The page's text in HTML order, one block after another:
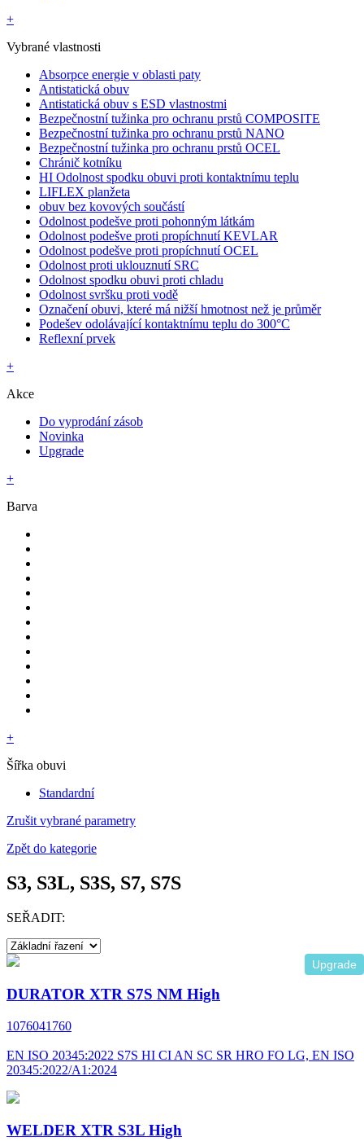
+
Vybrané vlastnosti
Absorpce energie v oblasti paty
Antistatická obuv
Antistatická obuv s ESD vlastnostmi
Bezpečnostní tužinka pro ochranu prstů COMPOSITE
Bezpečnostní tužinka pro ochranu prstů NANO
Bezpečnostní tužinka pro ochranu prstů OCEL
Chránič kotníku
HI Odolnost spodku obuvi proti kontaktnímu teplu
LIFLEX planžeta
obuv bez kovových součástí
Odolnost podešve proti pohonným látkám
Odolnost podešve proti propíchnutí KEVLAR
Odolnost podešve proti propíchnutí OCEL
Odolnost proti uklouznutí SRC
Odolnost spodku obuvi proti chladu
Odolnost svršku proti vodě
Označení obuvi, které má nižší hmotnost než je průměr
Podešev odolávající kontaktnímu teplu do 300°C
Reflexní prvek
+
Akce
Do vyprodání zásob
Novinka
Upgrade
+
Barva
+
Šířka obuvi
Standardní
Zrušit vybrané parametry
Zpět do kategorie
S3, S3L, S3S, S7, S7S
SEŘADIT:
Upgrade
DURATOR XTR S7S NM High
1076041760
EN ISO 20345:2022 S7S HI CI AN SC SR HRO FO LG, EN ISO
20345:2022/A1:2024
WELDER XTR S3L High